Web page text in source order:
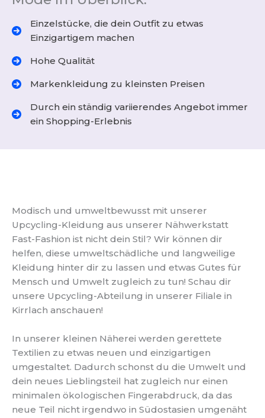
Einzelstücke, die dein Outfit zu etwas
Einzigartigem machen
Hohe Qualität
Markenkleidung zu kleinsten Preisen
Durch ein ständig variierendes Angebot immer
ein Shopping-Erlebnis
Modisch und umweltbewusst mit unserer
Upcycling-Kleidung aus unserer Nähwerkstatt
Fast-Fashion ist nicht dein Stil? Wir können dir
helfen, diese umweltschädliche und langweilige
Kleidung hinter dir zu lassen und etwas Gutes für
Mensch und Umwelt zugleich zu tun! Schau dir
unsere Upcycling-Abteilung in unserer Filiale in
Kirrlach anschauen!
In unserer kleinen Näherei werden gerettete
Textilien zu etwas neuen und einzigartigen
umgestaltet. Dadurch schonst du die Umwelt und
dein neues Lieblingsteil hat zugleich nur einen
minimalen ökologischen Fingerabdruck, da das
neue Teil nicht irgendwo in Südostasien umgenäht